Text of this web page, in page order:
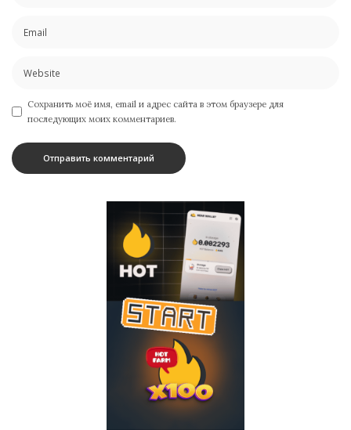
Сохранить моё имя, email и адрес сайта в этом браузере для
последующих моих комментариев.